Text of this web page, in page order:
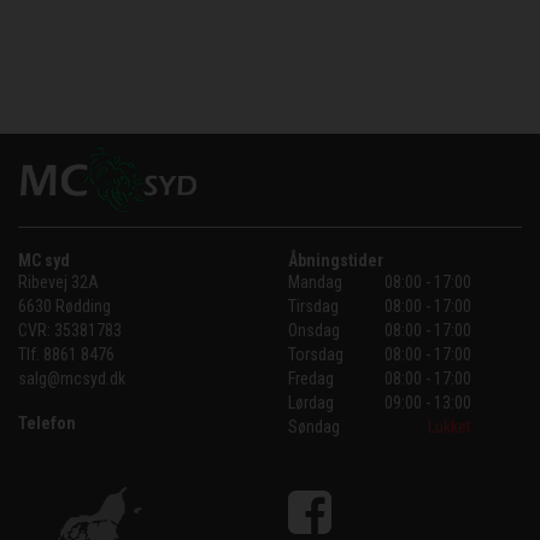
MC syd
Ribevej 32A
6630 Rødding
CVR: 35381783
Tlf. 8861 8476
salg@mcsyd.dk
Telefon
Åbningstider
Mandag
08:00 - 17:00
Tirsdag
08:00 - 17:00
Onsdag
08:00 - 17:00
Torsdag
08:00 - 17:00
Fredag
08:00 - 17:00
Lørdag
09:00 - 13:00
Søndag
Lukket